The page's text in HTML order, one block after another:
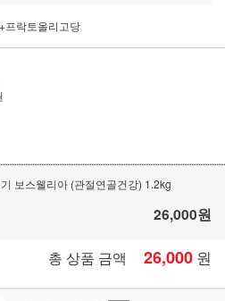
프락토올리고당
보스웰리아 (관절연골건강) 1.2kg
26,000원
총 상품 금액 26,000 원